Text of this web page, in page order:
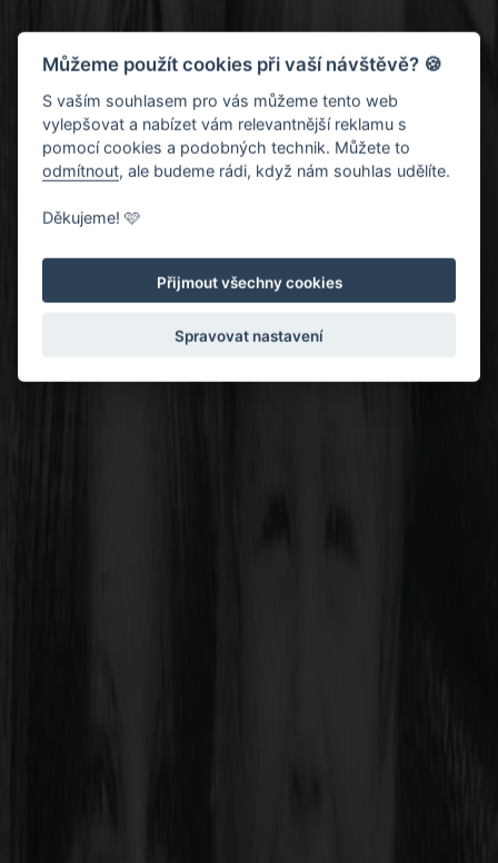
Můžeme použít cookies při vaší návštěvě? 🍪
S vaším souhlasem pro vás můžeme tento web
vylepšovat a nabízet vám relevantnější reklamu s
pomocí cookies a podobných technik. Můžete to
odmítnout, ale budeme rádi, když nám souhlas udělíte.
Děkujeme! 🩷
Přijmout všechny cookies
Spravovat nastavení